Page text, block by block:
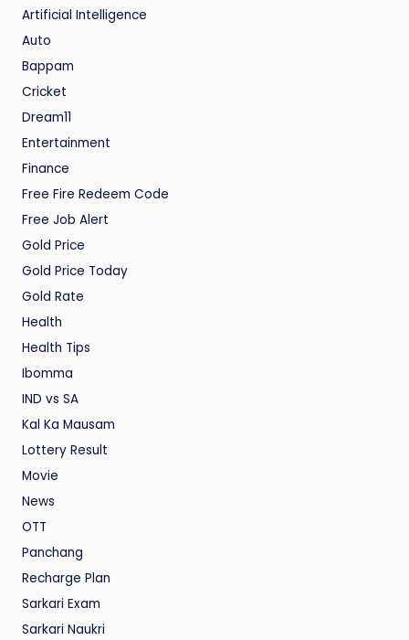
Artificial Intelligence
Auto
Bappam
Cricket
Dream11
Entertainment
Finance
Free Fire Redeem Code
Free Job Alert
Gold Price
Gold Price Today
Gold Rate
Health
Health Tips
Ibomma
IND vs SA
Kal Ka Mausam
Lottery Result
Movie
News
OTT
Panchang
Recharge Plan
Sarkari Exam
Sarkari Naukri